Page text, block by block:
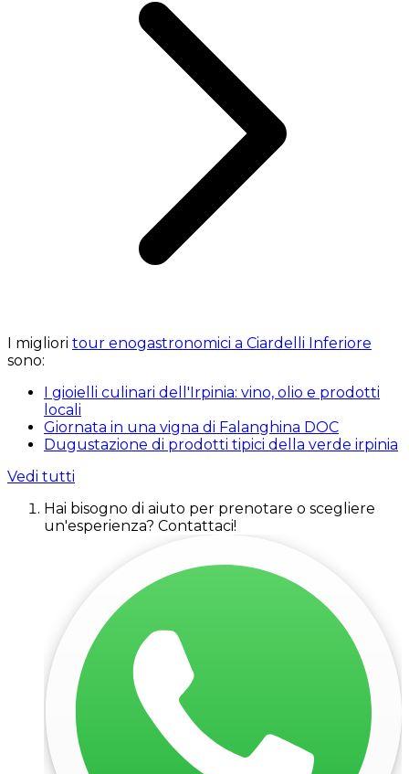
I migliori tour enogastronomici a Ciardelli Inferiore
sono:
I gioielli culinari dell'Irpinia: vino, olio e prodotti
locali
Giornata in una vigna di Falanghina DOC
Dugustazione di prodotti tipici della verde irpinia
Vedi tutti
Hai bisogno di aiuto per prenotare o scegliere
un'esperienza? Contattaci!